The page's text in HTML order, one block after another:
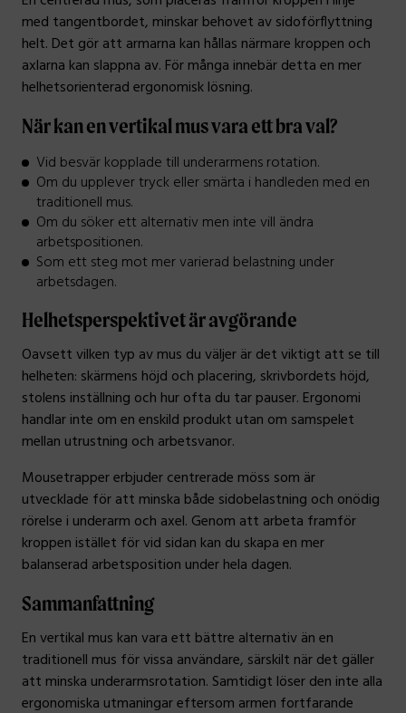
med tangentbordet, minskar behovet av sidoförflyttning
helt. Det gör att armarna kan hållas närmare kroppen och
axlarna kan slappna av. För många innebär detta en mer
helhetsorienterad ergonomisk lösning.
När kan en vertikal mus vara ett bra val?
Vid besvär kopplade till underarmens rotation.
Om du upplever tryck eller smärta i handleden med en
traditionell mus.
Om du söker ett alternativ men inte vill ändra
arbetspositionen.
Som ett steg mot mer varierad belastning under
arbetsdagen.
Helhetsperspektivet är avgörande
Oavsett vilken typ av mus du väljer är det viktigt att se till
helheten: skärmens höjd och placering, skrivbordets höjd,
stolens inställning och hur ofta du tar pauser. Ergonomi
handlar inte om en enskild produkt utan om samspelet
mellan utrustning och arbetsvanor.
Mousetrapper erbjuder centrerade möss som är
utvecklade för att minska både sidobelastning och onödig
rörelse i underarm och axel. Genom att arbeta framför
kroppen istället för vid sidan kan du skapa en mer
balanserad arbetsposition under hela dagen.
Sammanfattning
En vertikal mus kan vara ett bättre alternativ än en
traditionell mus för vissa användare, särskilt när det gäller
att minska underarmsrotation. Samtidigt löser den inte alla
ergonomiska utmaningar eftersom armen fortfarande